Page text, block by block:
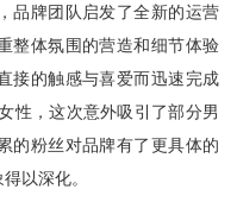
品牌团队启发了全新的运营
整体氛围的营造和细节体验
接的触感与喜爱而迅速完成
性，这次意外吸引了部分男
的粉丝对品牌有了更具体的
以深化。